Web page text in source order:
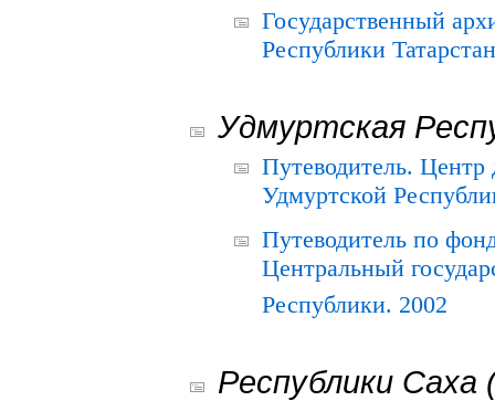
Государственный
Республики
Удмуртская
Путеводитель.
Удмуртской
Путеводитель по
Центральный
Республики. 2002
Республики Саха